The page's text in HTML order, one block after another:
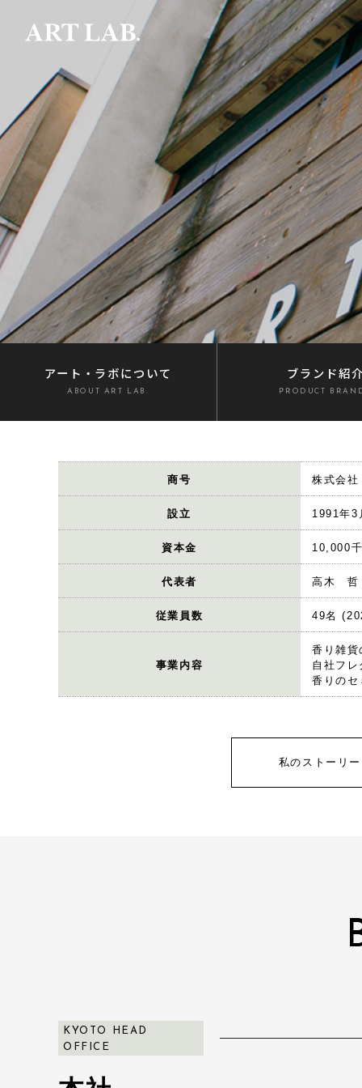
アート・ラボについて
ABOUT ART LAB.
ブランド紹
PRODUCT
商号 株式会
設立 1991年3
資本金 10,000
代表者 高木 哲
従業員数 49名
事業内容
香り雑貨
自社フ
香りのセ
私のストーリー
KYOTO HEAD
OFFICE